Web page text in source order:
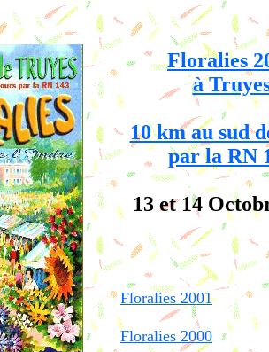
Floralies
à
10 km au sud
par la RN
13 et 14
Floralies 2001
Floralies 2000